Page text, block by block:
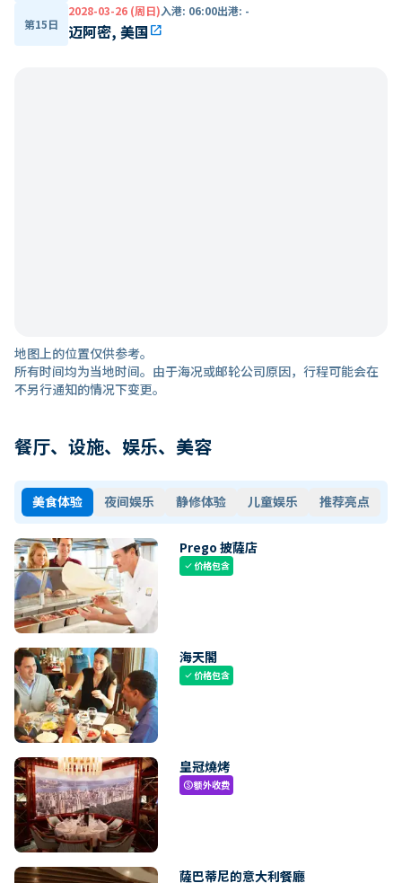
第15日
2028-03-26 (周日)入港: 06:00出港: -
迈阿密, 美国open_in_new
地图上的位置仅供参考。
所有时间均为当地时间。由于海况或邮轮公司原因，行程可能会在
不另行通知的情况下变更。
餐厅、设施、娱乐、美容
美食体验 夜间娱乐 静修体验 儿童娱乐 推荐亮点
Prego 披薩店
check价格包含
海天閣
check价格包含
皇冠燒烤
paid额外收费
薩巴蒂尼的意大利餐廳